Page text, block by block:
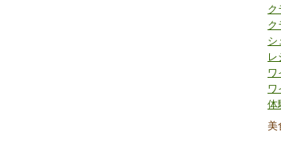
ク
ク
シ
レ
ワ
ワ
体
美